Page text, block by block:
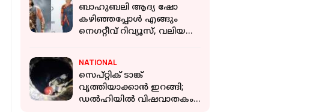
ബാഹുബലി ആദ്യ ഷോ
കഴിഞ്ഞപ്പോൾ എങ്ങും
നെഗറ്റീവ് റിവ്യൂസ്, വലിയ
NATIONAL
സെപ്റ്റിക് ടാങ്ക്
വൃത്തിയാക്കാൻ ഇറങ്ങി;
ഡൽഹിയിൽ വിഷവാതകം